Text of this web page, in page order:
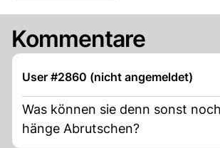
Kommentare
User #2860 (nicht angemeldet)
Was können sie denn sonst
hänge Abrutschen?